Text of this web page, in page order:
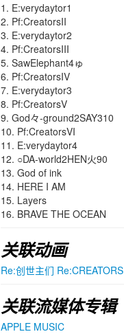
1. E:verydaytor1
2. Pf:CreatorsII
3. E:verydaytor2
4. Pf:CreatorsIII
5. SawElephant4ゅ
6. Pf:CreatorsIV
7. E:verydaytor3
8. Pf:CreatorsV
9. God々-ground2SAY310
10. Pf:CreatorsVI
11. E:verydaytor4
12. ○DA-world2HEN火90
13. God of ink
14. HERE I AM
15. Layers
16. BRAVE THE OCEAN
关联动画
Re:创世主们 Re:CREATORS
关联流媒体专辑
APPLE MUSIC